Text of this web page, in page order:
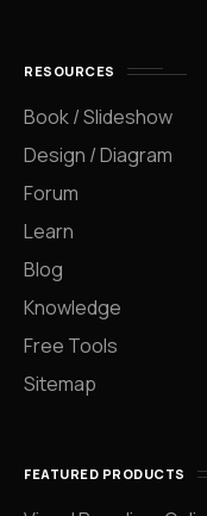
RESOURCES
Book / Slideshow
Design / Diagram
Forum
Learn
Blog
Knowledge
Free Tools
Sitemap
FEATURED PRODUCTS